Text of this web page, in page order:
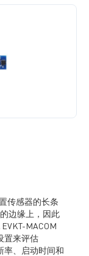
传感器的长条
边缘上，因此
MACOM
置来评估
率、启动时间和